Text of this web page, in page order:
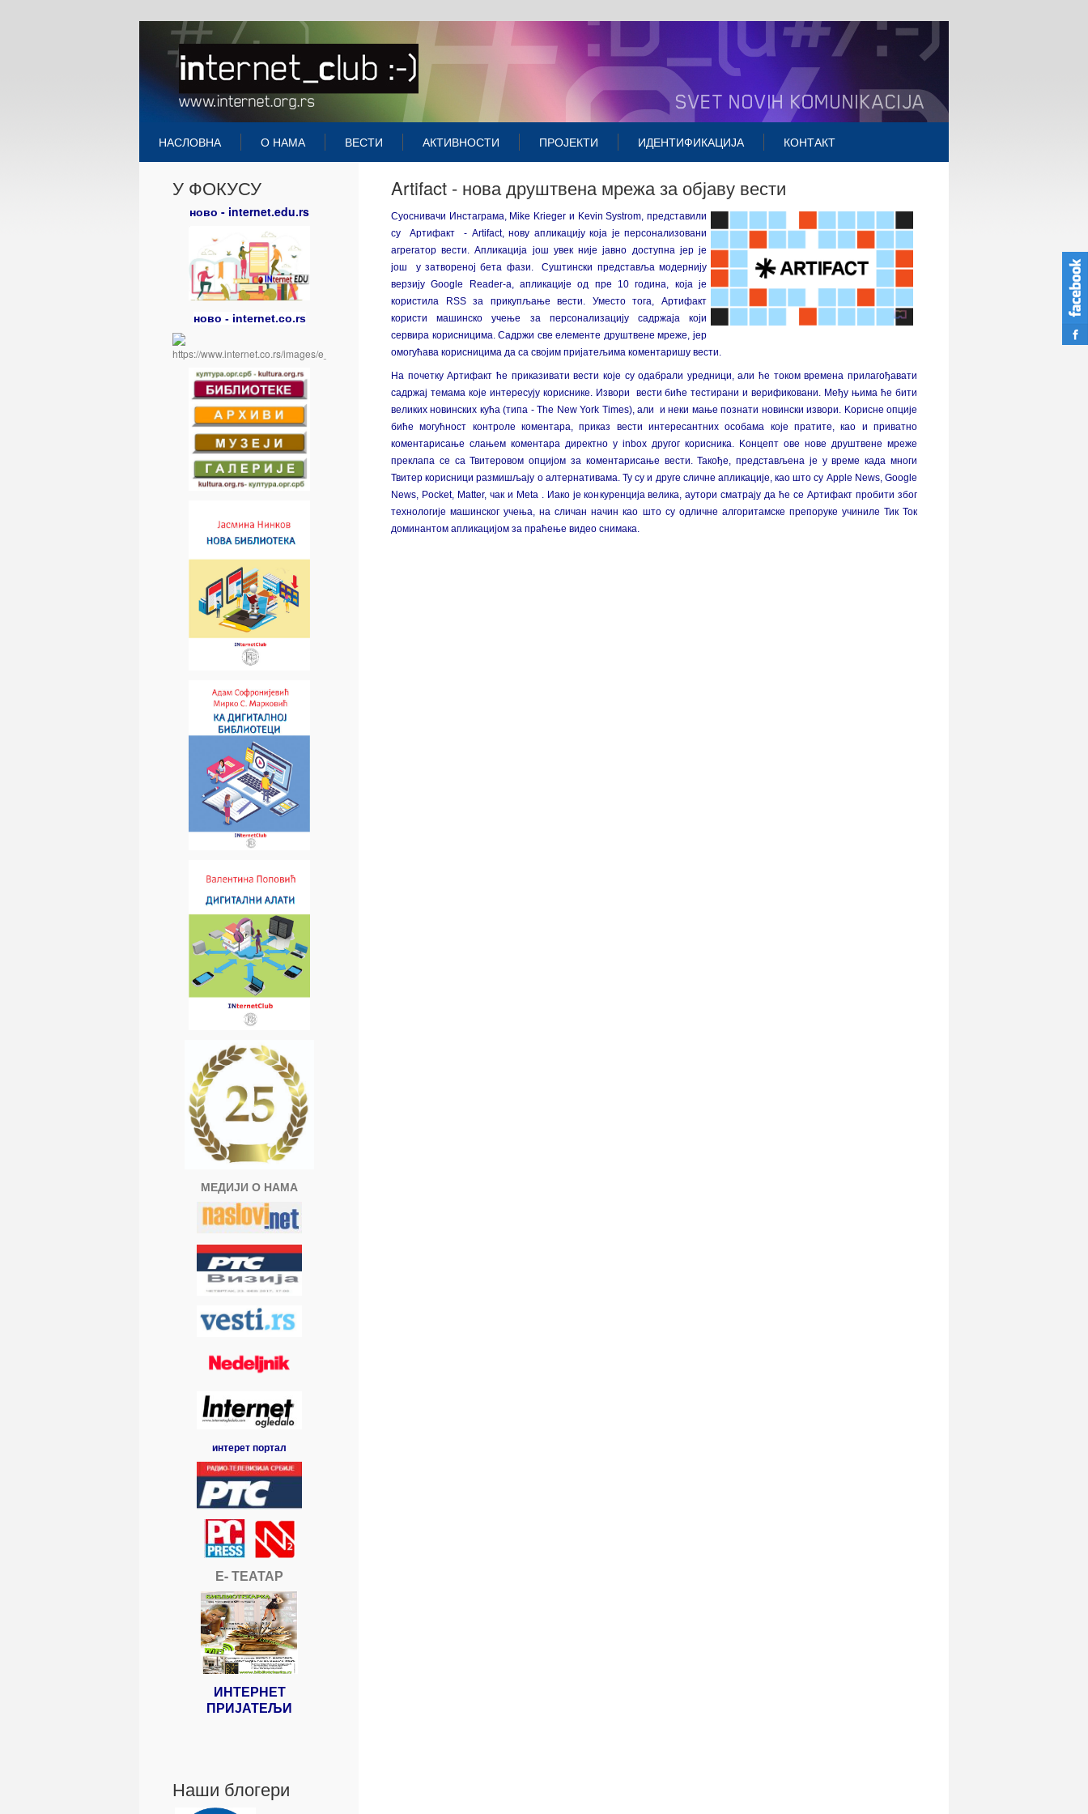
НАСЛОВНА О НАМА ВЕСТИ АКТИВНОСТИ ПРОЈЕКТИ ИДЕНТИФИКАЦИЈА КОНТАКТ
У ФОКУСУ
ново - internet.edu.rs
ново - internet.co.rs
МЕДИЈИ О НАМА
интерет портал
Е- ТЕАТАР
ИНТЕРНЕТ
ПРИЈАТЕЉИ
Наши блогери
Artifact - нова друштвена мрежа за објаву вести
Суоснивачи Инстаграма, Mike Krieger и Kevin Systrom, представили
су Артифакт - Artifact, нову апликацију која је персонализовани
агрегатор вести. Апликација још увек није јавно доступна јер је
још у затвореној бета фази. Суштински представља модернију
верзију Google Reader-a, апликације од пре 10 година, која је
користила RSS за прикупљање вести. Уместо тога, Артифакт
користи машинско учење за персонализацију садржаја који
сервира корисницима. Садржи све елементе друштвене мреже, јер
омогућава корисницима да са својим пријатељима коментаришу вести.
На почетку Артифакт ће приказивати вести које су одабрали уредници, али ће током времена прилагођавати
садржај темама које интересују кориснике. Извори вести биће тестирани и верификовани. Међу њима ће бити
великих новинских кућа (типа - The New York Times), али и неки мање познати новински извори. Kорисне опције
биће могућност контроле коментара, приказ вести интересантних особама које пратите, као и приватно
коментарисање слањем коментара директно у inbox другог корисника. Kонцепт ове нове друштвене мреже
преклапа се са Твитеровом опцијом за коментарисање вести. Такође, представљена је у време када многи
Твитер корисници размишљају о алтернативама. Ту су и друге сличне апликације, као што су Apple News, Google
News, Pocket, Matter, чак и Meta . Иако је конкуренција велика, аутори сматрају да ће се Артифакт пробити због
технологије машинског учења, на сличан начин као што су одличне алгоритамске препоруке учиниле Тик Ток
доминантом апликацијом за праћење видео снимака.